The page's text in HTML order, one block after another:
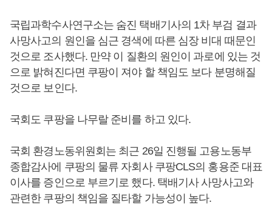
국립과학수사연구소는 숨진 택배기사의 1차 부검 결과
사망사고의 원인을 심근 경색에 따른 심장 비대 때문인
것으로 조사했다. 만약 이 질환의 원인이 과로에 있는 것
으로 밝혀진다면 쿠팡이 져야 할 책임도 보다 분명해질
것으로 보인다.
국회도 쿠팡을 나무랄 준비를 하고 있다.
국회 환경노동위원회는 최근 26일 진행될 고용노동부
종합감사에 쿠팡의 물류 자회사 쿠팡CLS의 홍용준 대표
이사를 증인으로 부르기로 했다. 택배기사 사망사고와
관련한 쿠팡의 책임을 질타할 가능성이 높다.